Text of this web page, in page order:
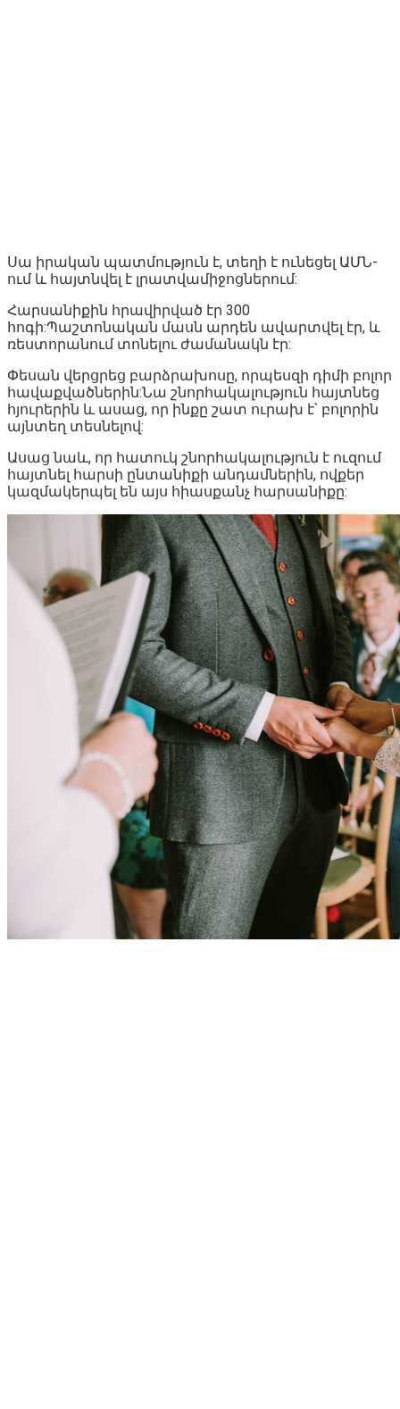
Սա իրական պատմություն է, տեղի է ունեցել ԱՄՆ-
ում և հայտնվել է լրատվամիջոցներում:
Հարսանիքին հրավիրված էր 300
հոգի:Պաշտոնական մասն արդեն ավարտվել էր, և
ռեստորանում տոնելու ժամանակն էր:
Փեսան վերցրեց բարձրախոսը, որպեսզի դիմի բոլոր
հավաքվածներին:Նա շնորհակալություն հայտնեց
հյուրերին և ասաց, որ ինքը շատ ուրախ է՝ բոլորին
այնտեղ տեսնելով:
Ասաց նաև, որ հատուկ շնորհակալություն է ուզում
հայտնել հարսի ընտանիքի անդամներին, ովքեր
կազմակերպել են այս հիասքանչ հարսանիքը: